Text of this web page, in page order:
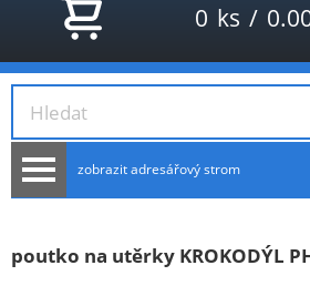
0 ks /
zobrazit adresářový strom
NOVINKY
poutko na utěrky KROKODÝL